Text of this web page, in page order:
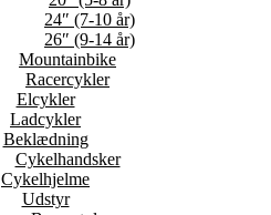
24″ (7-10 år)
26″ (9-14 år)
Mountainbike
Racercykler
Elcykler
Ladcykler
Beklædning
Cykelhandsker
Cykelhjelme
Udstyr